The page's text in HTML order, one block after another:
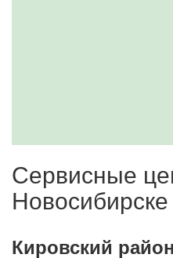
Сервисные
Новосибирске
Кировский район